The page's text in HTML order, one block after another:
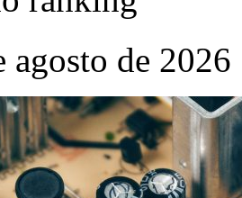
agosto de 2026